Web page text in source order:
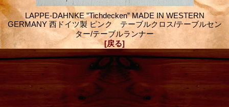
LAPPE-DAHNKE ”Tichdecken” MADE IN WESTERN
GERMANY 西ドイツ製 ピンク テーブルクロス/テーブルセン
ター/テーブルランナー
[戻る]